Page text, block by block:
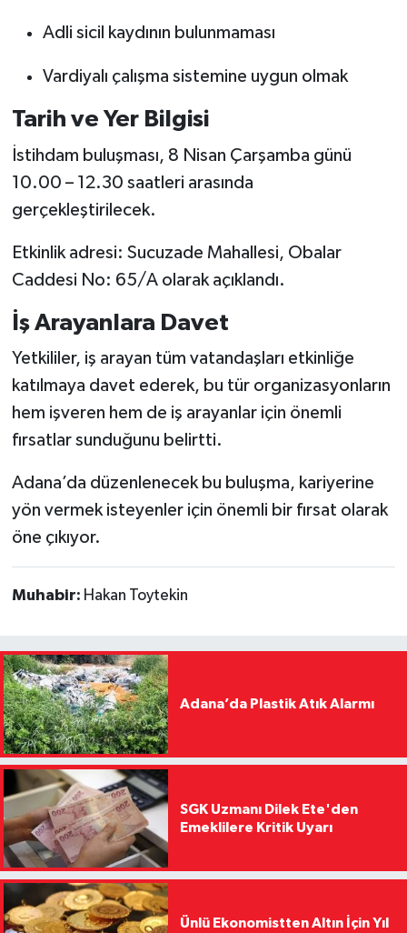
Adli sicil kaydının bulunmaması
Vardiyalı çalışma sistemine uygun olmak
Tarih ve Yer Bilgisi
İstihdam buluşması, 8 Nisan Çarşamba günü
10.00 – 12.30 saatleri arasında
gerçekleştirilecek.
Etkinlik adresi: Sucuzade Mahallesi, Obalar
Caddesi No: 65/A olarak açıklandı.
İş Arayanlara Davet
Yetkililer, iş arayan tüm vatandaşları etkinliğe
katılmaya davet ederek, bu tür organizasyonların
hem işveren hem de iş arayanlar için önemli
fırsatlar sunduğunu belirtti.
Adana’da düzenlenecek bu buluşma, kariyerine
yön vermek isteyenler için önemli bir fırsat olarak
öne çıkıyor.
Muhabir: Hakan Toytekin
Adana’da Plastik Atık Alarmı
SGK Uzmanı Dilek Ete'den
Emeklilere Kritik Uyarı
Ünlü Ekonomistten Altın İçin Yıl